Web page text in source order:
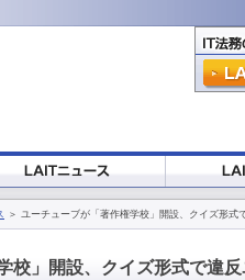
＞ ユーチューブが「著作権学校」開設、クイズ形式
校」開設、クイズ形式で違